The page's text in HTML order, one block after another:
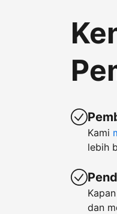
Kami
lebih
dan